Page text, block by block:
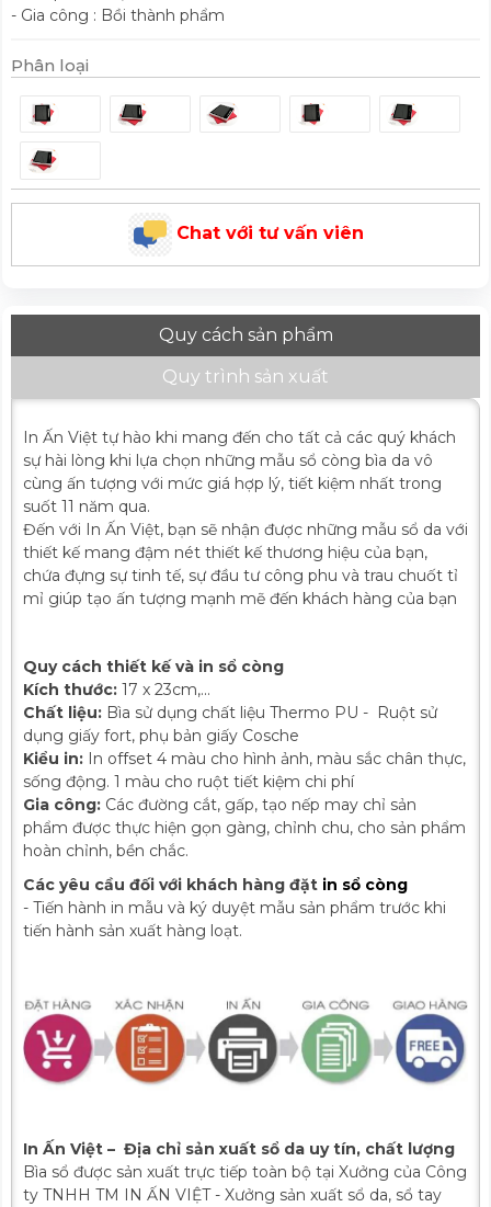
- Gia công : Bồi thành phẩm
Phân loại
Chat với tư vấn viên
Quy cách sản phẩm
Quy trình sản xuất
In Ấn Việt tự hào khi mang đến cho tất cả các quý khách
sự hài lòng khi lựa chọn những mẫu sổ còng bìa da vô
cùng ấn tượng với mức giá hợp lý, tiết kiệm nhất trong
suốt 11 năm qua.
Đến với In Ấn Việt, bạn sẽ nhận được những mẫu sổ da với
thiết kế mang đậm nét thiết kế thương hiệu của bạn,
chứa đựng sự tinh tế, sự đầu tư công phu và trau chuốt tỉ
mỉ giúp tạo ấn tượng mạnh mẽ đến khách hàng của bạn
Quy cách thiết kế và in sổ còng
Kích thước: 17 x 23cm,...
Chất liệu: Bìa sử dụng chất liệu Thermo PU - Ruột sử
dụng giấy fort, phụ bản giấy Cosche
Kiểu in: In offset 4 màu cho hình ảnh, màu sắc chân thực,
sống động. 1 màu cho ruột tiết kiệm chi phí
Gia công: Các đường cắt, gấp, tạo nếp may chỉ sản
phẩm được thực hiện gọn gàng, chỉnh chu, cho sản phẩm
hoàn chỉnh, bền chắc.
Các yêu cầu đối với khách hàng đặt in sổ còng
- Tiến hành in mẫu và ký duyệt mẫu sản phẩm trước khi
tiến hành sản xuất hàng loạt.
In Ấn Việt – Địa chỉ sản xuất sổ da uy tín, chất lượng
Bìa sổ được sản xuất trực tiếp toàn bộ tại Xưởng của Công
ty TNHH TM IN ẤN VIỆT - Xưởng sản xuất sổ da, sổ tay